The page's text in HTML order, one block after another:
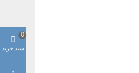
سبد خرید
0